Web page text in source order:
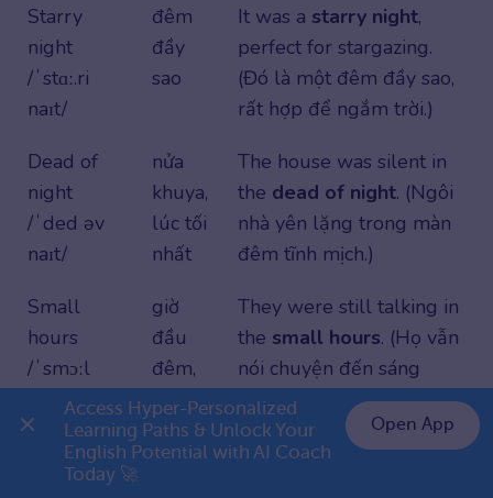
Starry
night
/ˈstɑː.ri
naɪt/
đêm
đầy
sao
It was a starry night,
perfect for stargazing.
(Đó là một đêm đầy sao,
rất hợp để ngắm trời.)
Dead of
night
/ˈded əv
naɪt/
nửa
khuya,
lúc tối
nhất
The house was silent in
the dead of night. (Ngôi
nhà yên lặng trong màn
đêm tĩnh mịch.)
Small
hours
/ˈsmɔːl
ˌaʊəz/
giờ
đầu
đêm,
sáng
sớm
They were still talking in
the small hours. (Họ vẫn
nói chuyện đến sáng
sớm.)
Midnight
👉 Premium 1 năm chỉ 999K
Access Hyper-Personalized
Learning Paths & Unlock Your
English Potential with AI Coach
Today 🚀
Open App